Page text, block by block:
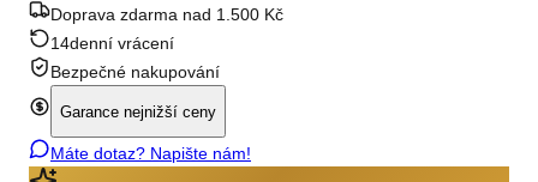
Doprava zdarma nad 1.500 Kč
14denní vrácení
Bezpečné nakupování
Garance nejnižší ceny
Máte dotaz? Napište nám!